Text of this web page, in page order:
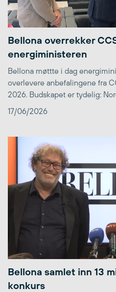
Bellona overrekker
energiministeren
Bellona møttte i dag
overlevere anbefalingene fra
2026. Budskapet er tydelig:
17/06/2026
Bellona samlet inn 13
konkurs